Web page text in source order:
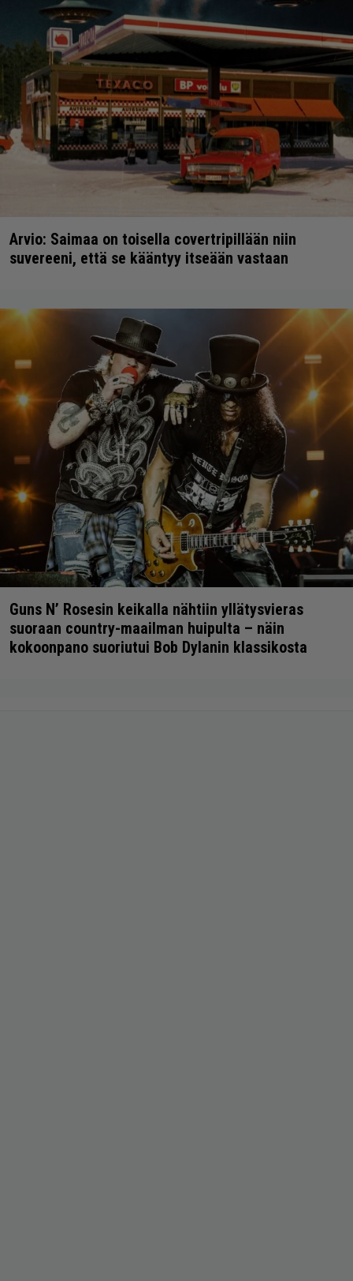
Arvio: Saimaa on toisella covertripillään niin
suvereeni, että se kääntyy itseään vastaan
Guns N’ Rosesin keikalla nähtiin yllätysvieras
suoraan country-maailman huipulta – näin
kokoonpano suoriutui Bob Dylanin klassikosta